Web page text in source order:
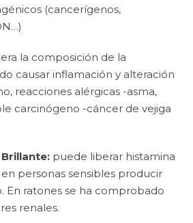
(cancerígenos,
la composición de la
causar inflamación y alteración
reacciones alérgicas -asma,
carcinógeno -cáncer de vejiga
Brillante: puede liberar histamina
en personas sensibles producir
En ratones se ha comprobado
renales.